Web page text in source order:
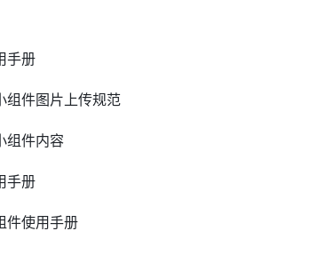
手册
组件图片上传规范
组件内容
手册
件使用手册